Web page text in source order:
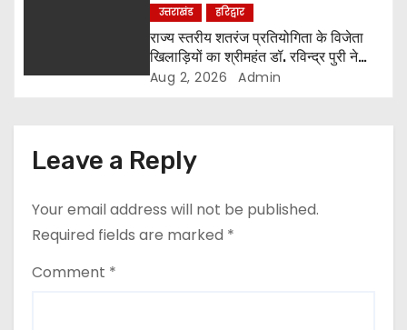
उत्तराखंड हरिद्वार
राज्य स्तरीय शतरंज प्रतियोगिता के विजेता
खिलाड़ियों का श्रीमहंत डॉ. रविन्द्र पुरी ने
किया सम्मान
Aug 2, 2026 Admin
Leave a Reply
Your email address will not be published.
Required fields are marked *
Comment *